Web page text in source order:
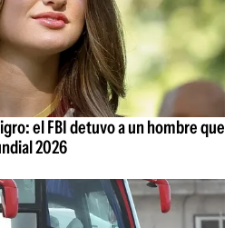
el FBI detuvo a un hombre que
2026